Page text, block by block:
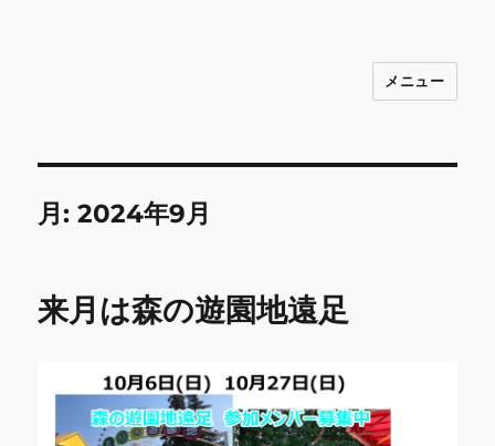
INNOCENCE ～日常に彩りを～ フ
物 etc販売 江戸川区瑞江
メニュー
月:2024年9月
来月は森の遊園地遠足